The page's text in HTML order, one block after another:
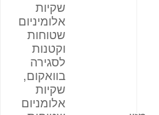
שקיות
אלומיניום
שטוחות
וקטנות
לסגירה
בוואקום,
שקיות
אלומניום